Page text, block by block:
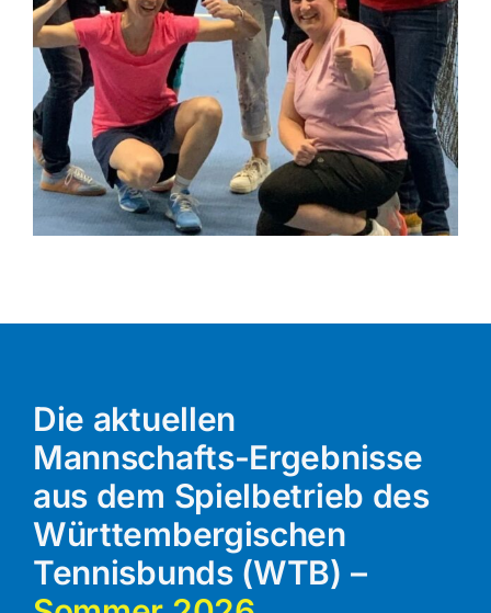
Die aktuellen
Mannschafts-Ergebnisse
aus dem Spielbetrieb des
Württembergischen
Tennisbunds (WTB) –